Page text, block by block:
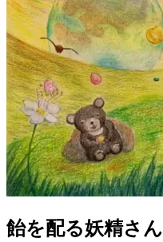
飴を配る妖精さん